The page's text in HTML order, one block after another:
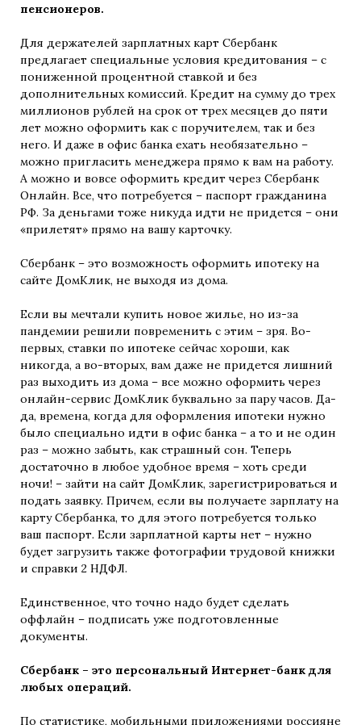
пенсионеров.
Для держателей зарплатных карт Сбербанк
предлагает специальные условия кредитования – с
пониженной процентной ставкой и без
дополнительных комиссий. Кредит на сумму до трех
миллионов рублей на срок от трех месяцев до пяти
лет можно оформить как с поручителем, так и без
него. И даже в офис банка ехать необязательно –
можно пригласить менеджера прямо к вам на работу.
А можно и вовсе оформить кредит через Сбербанк
Онлайн. Все, что потребуется – паспорт гражданина
РФ. За деньгами тоже никуда идти не придется – они
«прилетят» прямо на вашу карточку.
Сбербанк – это возможность оформить ипотеку на
сайте ДомКлик, не выходя из дома.
Если вы мечтали купить новое жилье, но из-за
пандемии решили повременить с этим – зря. Во-
первых, ставки по ипотеке сейчас хороши, как
никогда, а во-вторых, вам даже не придется лишний
раз выходить из дома – все можно оформить через
онлайн-сервис ДомКлик буквально за пару часов. Да-
да, времена, когда для оформления ипотеки нужно
было специально идти в офис банка – а то и не один
раз – можно забыть, как страшный сон. Теперь
достаточно в любое удобное время – хоть среди
ночи! – зайти на сайт ДомКлик, зарегистрироваться и
подать заявку. Причем, если вы получаете зарплату на
карту Сбербанка, то для этого потребуется только
ваш паспорт. Если зарплатной карты нет – нужно
будет загрузить также фотографии трудовой книжки
и справки 2 НДФЛ.
Единственное, что точно надо будет сделать
оффлайн – подписать уже подготовленные
документы.
Сбербанк – это персональный Интернет-банк для
любых операций.
По статистике, мобильными приложениями россияне